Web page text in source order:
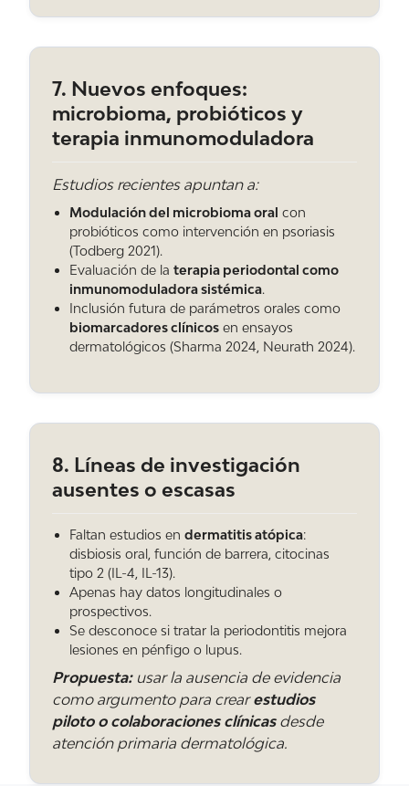
mucosa, parecida al liquen de la piel. No suele
descrito un riesgo bajo de transformación
maligna, sobre todo en las formas erosivas y
atróficas; la cifra exacta sigue en discusión,
periódicas a lo largo del tiempo.
¿Es contagioso el pénfigo o el lupus a través
de la saliva?
No. Son enfermedades autoinmunes, no
infecciones. Lo que sí puede transmitirse son
ciertas bacterias periodontales entre
¿La boca puede usarse para diagnosticar
enfermedades de la piel?
y en muestras de la mucosa pueden detectarse
autoanticuerpos, bacterias y marcadores de
inflamación útiles para pénfigo, lupus o
psoriasis activa. De momento son herramientas
complementarias, no sustituyen a las pruebas
habituales, pero es un campo prometedor.
¿Qué cuidados básicos debería tener un
paciente con enfermedad cutánea
7. Nuevos enfoques:
microbioma, probióticos y
terapia inmunomoduladora
Estudios recientes apuntan a:
Modulación del microbioma oral con
probióticos como intervención en psoriasis
(Todberg 2021).
Evaluación de laterapia periodontal como
inmunomoduladora sistémica.
Inclusión futura de parámetros orales como
biomarcadores clínicos en ensayos
dermatológicos (Sharma 2024, Neurath 2024).
8. Líneas de investigación
ausentes o escasas
Faltan estudios endermatitis atópica:
disbiosis oral, función de barrera, citocinas
tipo 2 (IL-4, IL-13).
Apenas hay datos longitudinales o
prospectivos.
Se desconoce si tratar la periodontitis mejora
lesiones en pénfigo o lupus.
Propuesta:usar la ausencia de evidencia
como argumento para crearestudios
piloto o colaboraciones clínicasdesde
atención primaria dermatológica.